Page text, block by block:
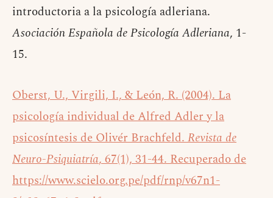
introductoria a la psicología adleriana.
Asociación Española de Psicología Adleriana, 1-
15.
Oberst, U., Virgili, I., & León, R. (2004). La
psicología individual de Alfred Adler y la
psicosíntesis de Olivér Brachfeld.Revista de
Neuro-Psiquiatría, 67(1), 31-44. Recuperado de
https://www.scielo.org.pe/pdf/rnp/v67n1-